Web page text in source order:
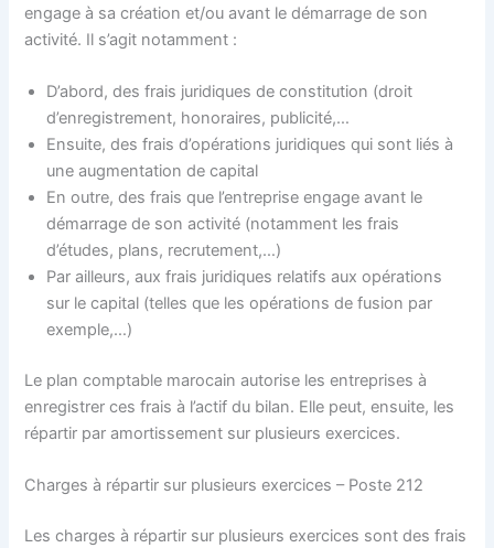
engage à sa création et/ou avant le démarrage de son
activité. Il s’agit notamment :
D’abord, des frais juridiques de constitution (droit
d’enregistrement, honoraires, publicité,…
Ensuite, des frais d’opérations juridiques qui sont liés à
une augmentation de capital
En outre, des frais que l’entreprise engage avant le
démarrage de son activité (notamment les frais
d’études, plans, recrutement,…)
Par ailleurs, aux frais juridiques relatifs aux opérations
sur le capital (telles que les opérations de fusion par
exemple,…)
Le plan comptable marocain autorise les entreprises à
enregistrer ces frais à l’actif du bilan. Elle peut, ensuite, les
répartir par amortissement sur plusieurs exercices.
Charges à répartir sur plusieurs exercices – Poste 212
Les charges à répartir sur plusieurs exercices sont des frais